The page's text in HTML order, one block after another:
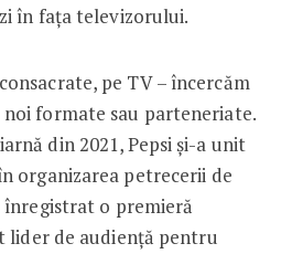
în fața televizorului.
pe TV – încercăm
noi formate sau parteneriate.
din 2021, Pepsi și-a unit
organizarea petrecerii de
o premieră
lider de audiență pentru